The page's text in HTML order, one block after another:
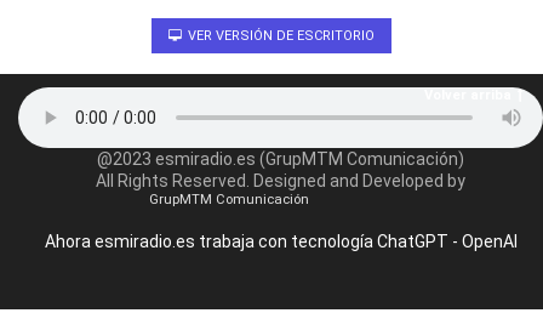
VER VERSIÓN DE ESCRITORIO
@2023 esmiradio.es (GrupMTM Comunicación)
All Rights Reserved. Designed and Developed by
GrupMTM Comunicación
Ahora esmiradio.es trabaja con tecnología ChatGPT - OpenAI